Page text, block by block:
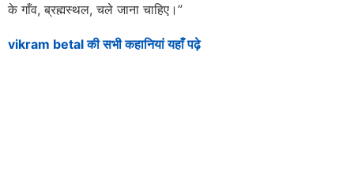
के गाँव, ब्रह्मस्थल, चले जाना चाहिए।”
vikram betal की सभी कहानियां यहाँ पढ़े